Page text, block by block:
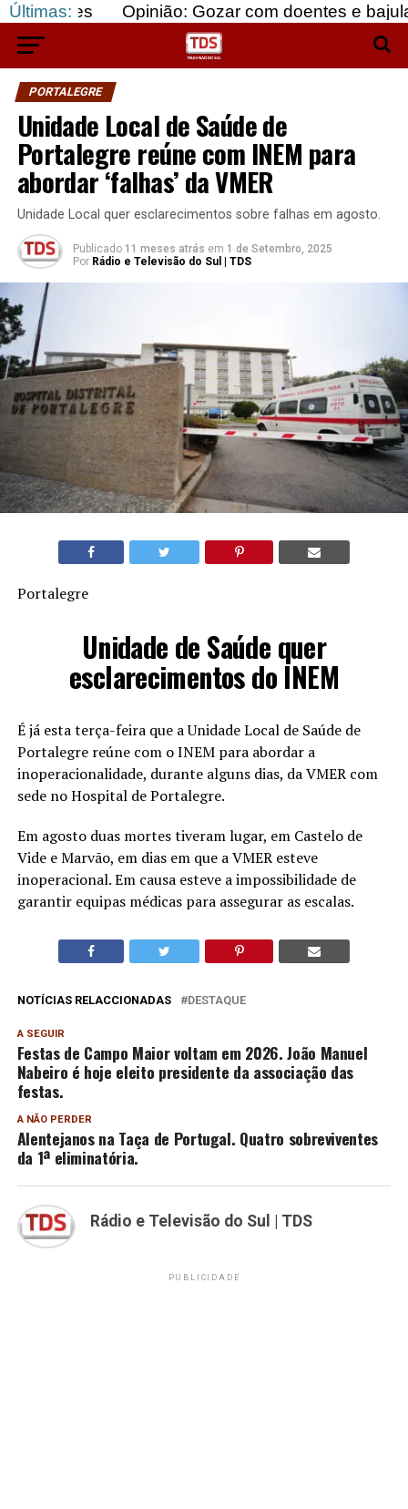
Últimas:
Opinião: Gozar com doentes e bajular os
PORTALEGRE
Unidade Local de Saúde de
Portalegre reúne com INEM para
abordar ‘falhas’ da VMER
Unidade Local quer esclarecimentos sobre falhas em agosto.
Publicado 11 meses atrás em 1 de Setembro, 2025
Por Rádio e Televisão do Sul | TDS
Portalegre
Unidade de Saúde quer
esclarecimentos do INEM
É já esta terça-feira que a Unidade Local de Saúde de
Portalegre reúne com o INEM para abordar a
inoperacionalidade, durante alguns dias, da VMER com
sede no Hospital de Portalegre.
Em agosto duas mortes tiveram lugar, em Castelo de
Vide e Marvão, em dias em que a VMER esteve
inoperacional. Em causa esteve a impossibilidade de
garantir equipas médicas para assegurar as escalas.
NOTÍCIAS RELACCIONADAS DESTAQUE
A SEGUIR
Festas de Campo Maior voltam em 2026. João Manuel
Nabeiro é hoje eleito presidente da associação das
festas.
A NÃO PERDER
Alentejanos na Taça de Portugal. Quatro sobreviventes
da 1ª eliminatória.
Rádio e Televisão do Sul | TDS
PUBLICIDADE